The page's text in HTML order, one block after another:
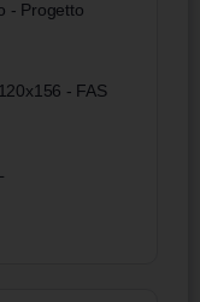
- Progetto
- FAS